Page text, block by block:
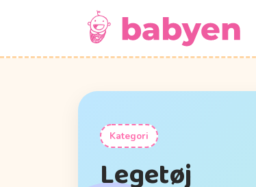
Kategori
Legetøj